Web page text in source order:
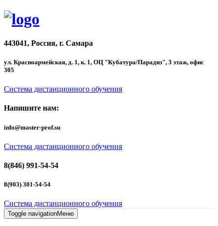
443041, Россия, г. Самара
ул. Красноармейская, д. 1, к. 1, ОЦ "Кубатура/Парадиз", 3 этаж, офис
305
Система дистанционного обучения
Напишите нам:
info@master-prof.su
Система дистанционного обучения
8(846) 991-54-54
8(903) 301-54-54
Система дистанционного обучения
Toggle navigationМеню